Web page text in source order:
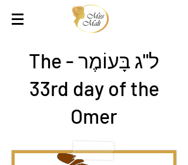
ל"ג בָּעוֹמֶר - The
33rd day of the
Omer